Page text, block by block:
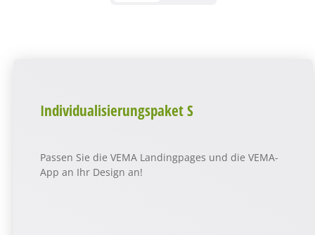
Individualisierungspaket S
Passen Sie die VEMA Landingpages und die VEMA-
App an Ihr Design an!